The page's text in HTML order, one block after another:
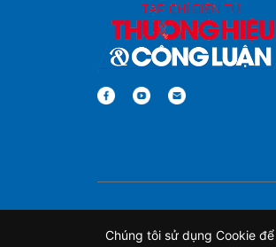
Bản quyền
Chúng tôi sử dụng Cookie